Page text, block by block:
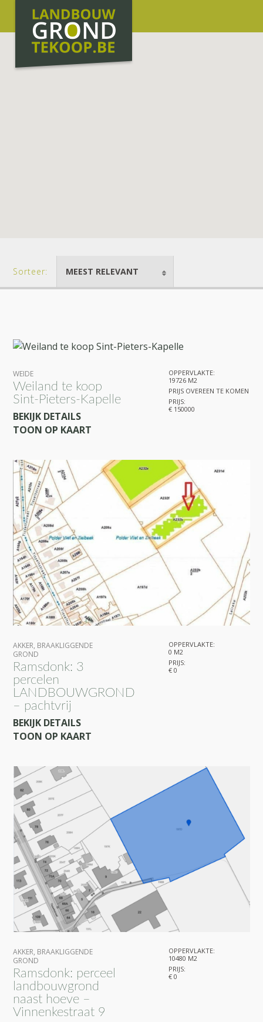
Sorteer: MEEST RELEVANT
WEIDE
Weiland te koop
Sint-Pieters-Kapelle
BEKIJK DETAILS
TOON OP KAART
OPPERVLAKTE:
19726 M2
PRIJS OVEREEN TE KOMEN
PRIJS:
€ 150000
AKKER, BRAAKLIGGENDE
GROND
Ramsdonk: 3
percelen
LANDBOUWGROND
– pachtvrij
BEKIJK DETAILS
TOON OP KAART
OPPERVLAKTE:
0 M2
PRIJS:
€ 0
AKKER, BRAAKLIGGENDE
GROND
Ramsdonk: perceel
landbouwgrond
naast hoeve –
Vinnenkestraat 9
OPPERVLAKTE:
10480 M2
PRIJS:
€ 0